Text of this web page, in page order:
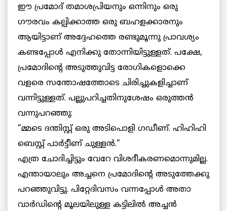
ഈ പ്രമോദ് തമാശപ്രിയനും ഒന്നിനും ഒരു
ഗൗരവം കല്പിക്കാത്ത ഒരു ബഹളക്കാരനും
ആയിട്ടാണ് അദ്ദേഹത്തെ രണ്ടുമൂന്നു പ്രാവശ്യം
കണ്ടപ്പോള്‍ എനിക്കു തോന്നിയിട്ടുള്ളത്. പക്ഷേ,
പ്രമോദിന്റെ അടുത്തുവിട്ട രോഗികളൊക്കെ
വളരെ സന്തോഷത്തോടെ ചിരിച്ചുകളിച്ചാണ്
വന്നിട്ടുള്ളത്. പല്ലുപറിച്ചതിനുശേഷം ഒരുത്തന്‍
വന്നുപറഞ്ഞു:
”മ്മടെ ദന്തിസ്റ്റ് ഒരു അടിപൊളി ഗഡീണ്. ഹിഹിഹി
ബെസ്റ്റ് പാര്‍ട്ടീണ് ചുള്ളന്‍.”
എത്ര ചോദിച്ചിട്ടും വേറേ വിശദീകരണമൊന്നുമില്ല.
എന്തായാലും അച്ചനെ പ്രമോദിന്റെ അടുത്തേക്കു
പറഞ്ഞുവിട്ടു. പിറ്റേദിവസം വന്നപ്പോള്‍ അതാ
വാര്‍ഡിന്റെ മൂലയിലുള്ള കട്ടിലില്‍ അച്ചന്‍